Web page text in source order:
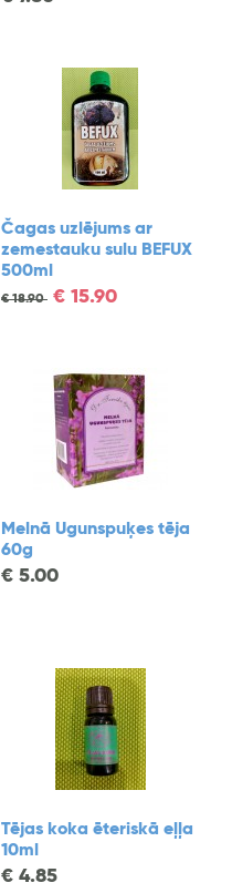
Čagas uzlējums ar
zemestauku sulu BEFUX
500ml
€18.90 € 15.90
Melnā Ugunspuķes tēja
60g
€ 5.00
Tējas koka ēteriskā eļļa
10ml
€ 4.85